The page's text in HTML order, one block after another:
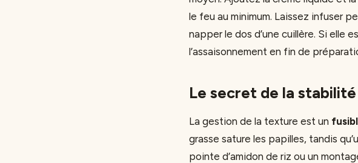
le feu au minimum. Laissez infuser
napper le dos d’une cuillère. Si elle
l’assaisonnement en fin de
Le secret de la
La gestion de la texture est un
grasse sature les papilles, tandis
pointe d’amidon de riz ou un